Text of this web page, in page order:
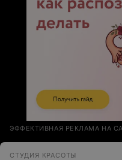
ЭФФЕКТИВНАЯ РЕКЛАМА НА
СТУДИЯ КРАСОТЫ